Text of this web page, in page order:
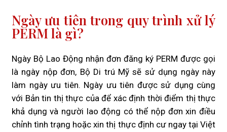
Ngày ưu tiên trong quy trình xử lý
PERM là gì?
Ngày Bộ Lao Động nhận đơn đăng ký PERM được gọi
là ngày nộp đơn, Bộ Di trú Mỹ sẽ sử dụng ngày này
làm ngày ưu tiên. Ngày ưu tiên được sử dụng cùng
với Bản tin thị thực của để xác định thời điểm thị thực
khả dụng và người lao động có thể nộp đơn xin điều
chỉnh tình trạng hoặc xin thị thực định cư ngay tại Việt